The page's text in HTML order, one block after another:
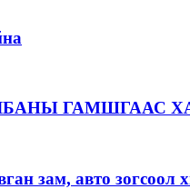
ГАМШГААС
зам, авто зогсоол